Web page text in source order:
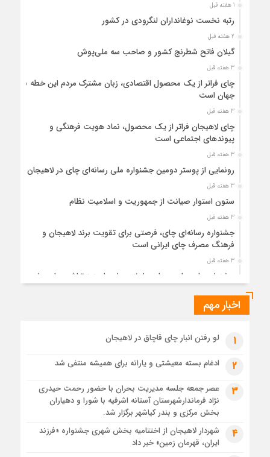
1 هفته قبل
رتبه نخست نوغانداران لنگرودی در کشور
2 هفته قبل
گیلان فاتح شطرنج کشور و صاحب سه ملی‌پوش
3 هفته قبل
چای فراتر از یک محصول اقتصادی، زبان مشترک مردم این خطه با
جهان است
3 هفته قبل
چای لاهیجان فراتر از یک محصول، نماد هویت فرهنگی و
پیوندهای اجتماعی است
3 هفته قبل
رونمایی از پوستر دومین جشنواره ملی رسانه‌ای چای در لاهیجان
3 هفته قبل
ستون استوار صیانت از جمهوریت و اسلامیت نظام
3 هفته قبل
جشنواره رسانه‌ای چای، فرصتی برای تقویت برند لاهیجان و
فرهنگ مصرف چای ایرانی است
3 هفته قبل
جشنواره ملی چای، حمایت از لاهیجان یا هزینه‌تراشی برای چای
4 هفته قبل
1 ماه قبل
رئوف
تصاویر هوایی مراسم تشییع پیکر مطهر آقای شهید ایران – مشهد
مراسم تشییع پیکر مطهر آقای شهید ایران – مشهد
اخبار مهم
1 لو رفتن انبار چای قاچاق در لاهیجان
2 ادغام بسته معیشتی و یارانه برای همیشه منتفی شد
3
عصر جمعه جلسه مدیریت بحران با حضور رحمت حیدری
نژاد فرماندارشهرستان آستانه اشرفیه با شورا و دهیاران
بخش مرکزی و بندر کیاشهر برگزار شد.
4
شهردار لاهیجان از اختتامیه بخش شهری جشنواره «فرزند
ایران، قهرمان زمین» خبر داد